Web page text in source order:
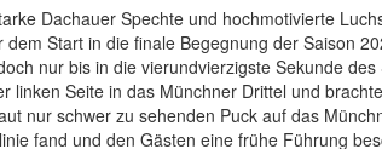
Dachauer Spechte und hochmotivierte
Start in die finale Begegnung der Saison
nur bis in die vierundvierzigste Sekunde
Seite in das Münchner Drittel und
nur schwer zu sehenden Puck auf das
fand und den Gästen eine frühe Führung